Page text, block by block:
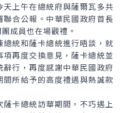
上午在總統府與薩爾瓦多共
合公報。中華民國政府首長
成員也在場觀禮。
統和薩卡總統進行晤談，就
再度交換意見，薩卡總統並
行，再度感謝中華民國政府
所給予的高度禮遇與熱誠款
卡總統訪華期間，不巧遇上